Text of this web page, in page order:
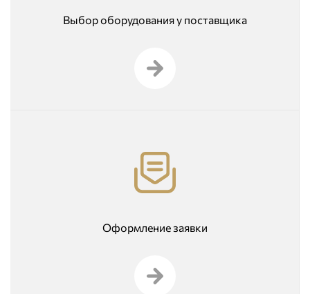
Выбор оборудования у поставщика
Оформление заявки